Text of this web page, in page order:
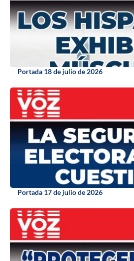
Portada 18 de julio de 2026
Portada 17 de julio de 2026